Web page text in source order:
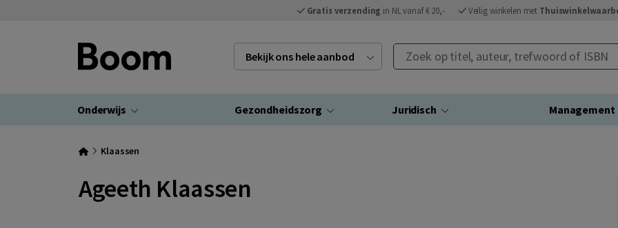
Gratis verzending in NL vanaf € 20,- Veilig winkelen met
Bekijk ons hele aanbod Zoek op titel, auteur, trefwoord of ISBN
Onderwijs Gezondheidszorg Juridisch Management
Klaassen
Ageeth Klaassen